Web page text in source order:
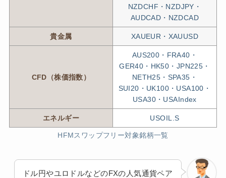
NZDCHF・NZDJPY・
AUDCAD・NZDCAD
貴金属 XAUEUR・XAUUSD
CFD（株価指数）
AUS200・FRA40・
GER40・HK50・JPN225・
NETH25・SPA35・
SUI20・UK100・USA100・
USA30・USAIndex
エネルギー USOIL.S
HFMスワップフリー対象銘柄一覧
ドル円やユロドルなどのFXの人気通貨ペア